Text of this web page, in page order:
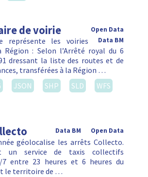
de voirie
Open Data
Data BM
représente les voiries
Région : Selon l’Arrêté royal du 6
dressant la liste des routes et de
transférées à la Région …
JSON SHP SLD
WFS
Open Data
Data BM
géolocalise les arrêts Collecto.
un service de taxis collectifs
7 entre 23 heures et 6 heures du
le territoire de …